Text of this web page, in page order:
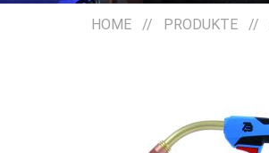
HOME // PRODUKTE //